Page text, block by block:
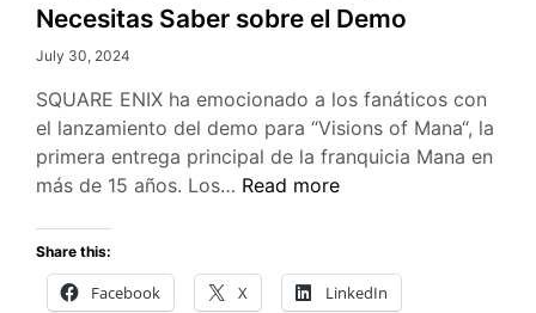
Necesitas Saber sobre el Demo
July 30, 2024
SQUARE ENIX ha emocionado a los fanáticos con
el lanzamiento del demo para “Visions of Mana“, la
primera entrega principal de la franquicia Mana en
más de 15 años. Los… “Visions
Todo
lo
Read more
Share this:
Facebook X LinkedIn